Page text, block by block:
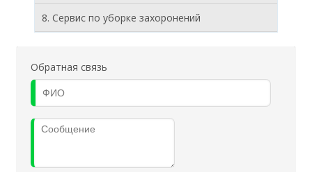
8. Cервис по уборке захоронений
Обратная связь